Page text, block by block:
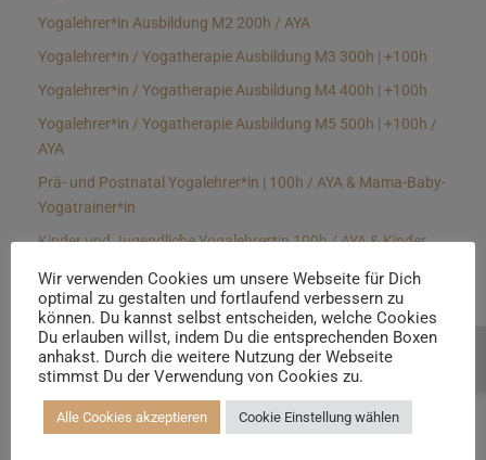
Yogalehrer*in Ausbildung M2 200h / AYA
Yogalehrer*in / Yogatherapie Ausbildung M3 300h | +100h
Yogalehrer*in / Yogatherapie Ausbildung M4 400h | +100h
Yogalehrer*in / Yogatherapie Ausbildung M5 500h | +100h /
AYA
Prä- und Postnatal Yogalehrer*in | 100h / AYA & Mama-Baby-
Yogatrainer*in
Kinder und Jugendliche Yogalehrer*in 100h / AYA & Kinder
Yin Yogalehrer*in | 100 h & Faszientrainer*in
Hormon Yogalehrer*in / Yogatherapeut*in &
Stressmanagementtrainer*in | 70h
Longevitytrainer*in
Wir verwenden Cookies um unsere Webseite für Dich
optimal zu gestalten und fortlaufend verbessern zu
können. Du kannst selbst entscheiden, welche Cookies
Du erlauben willst, indem Du die entsprechenden Boxen
anhakst. Durch die weitere Nutzung der Webseite
stimmst Du der Verwendung von Cookies zu.
Alle Cookies akzeptieren Cookie Einstellung wählen
Beratung buchen